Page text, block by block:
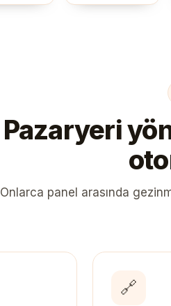
Pazaryeri
Onlarca panel arasında
🔗